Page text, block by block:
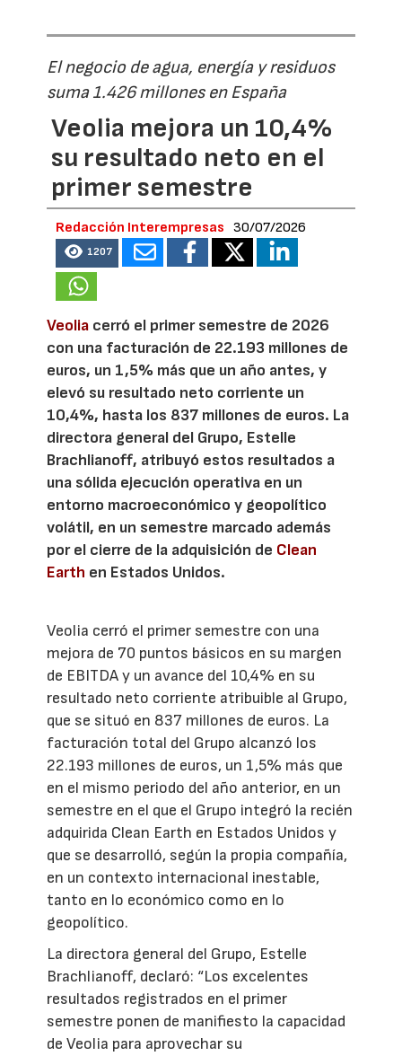
El negocio de agua, energía y residuos
suma 1.426 millones en España
Veolia mejora un 10,4%
su resultado neto en el
primer semestre
Redacción Interempresas 30/07/2026
1207
Veolia cerró el primer semestre de 2026
con una facturación de 22.193 millones de
euros, un 1,5% más que un año antes, y
elevó su resultado neto corriente un
10,4%, hasta los 837 millones de euros. La
directora general del Grupo, Estelle
Brachlianoff, atribuyó estos resultados a
una sólida ejecución operativa en un
entorno macroeconómico y geopolítico
volátil, en un semestre marcado además
por el cierre de la adquisición de Clean
Earth en Estados Unidos.
Veolia cerró el primer semestre con una
mejora de 70 puntos básicos en su margen
de EBITDA y un avance del 10,4% en su
resultado neto corriente atribuible al Grupo,
que se situó en 837 millones de euros. La
facturación total del Grupo alcanzó los
22.193 millones de euros, un 1,5% más que
en el mismo periodo del año anterior, en un
semestre en el que el Grupo integró la recién
adquirida Clean Earth en Estados Unidos y
que se desarrolló, según la propia compañía,
en un contexto internacional inestable,
tanto en lo económico como en lo
geopolítico.
La directora general del Grupo, Estelle
Brachlianoff, declaró: “Los excelentes
resultados registrados en el primer
semestre ponen de manifiesto la capacidad
de Veolia para aprovechar su